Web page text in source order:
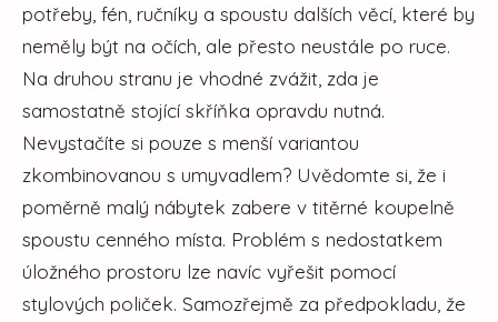
potřeby, fén, ručníky a spoustu dalších věcí, které by
neměly být na očích, ale přesto neustále po ruce.
Na druhou stranu je vhodné zvážit, zda je
samostatně stojící skříňka opravdu nutná.
Nevystačíte si pouze s menší variantou
zkombinovanou s umyvadlem? Uvědomte si, že i
poměrně malý nábytek zabere v titěrné koupelně
spoustu cenného místa. Problém s nedostatkem
úložného prostoru lze navíc vyřešit pomocí
stylových poliček. Samozřejmě za předpokladu, že